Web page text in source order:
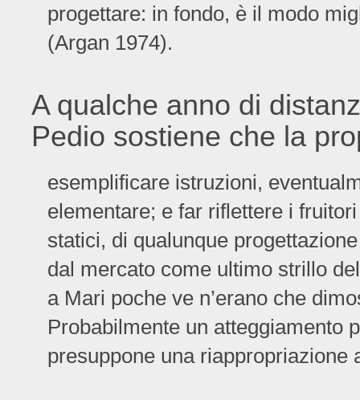
progettare: in fondo, è il modo
(Argan 1974).
A qualche anno di
Pedio sostiene che la
esemplificare istruzioni,
elementare; e far riflettere i
statici, di qualunque
dal mercato come ultimo strillo
a Mari poche ve n’erano che
Probabilmente un atteggiamento
presuppone una